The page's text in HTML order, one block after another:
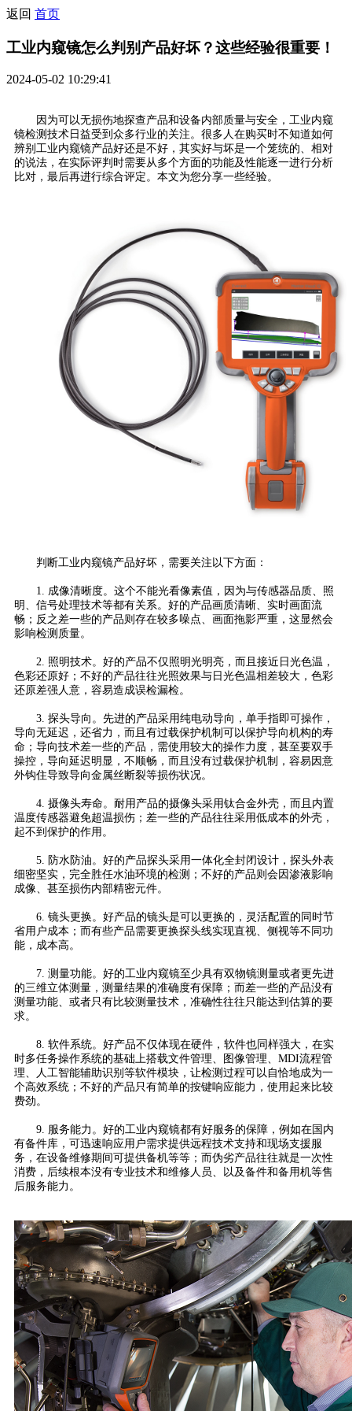
返回 首页
工业内窥镜怎么判别产品好坏？这些经验很重要！
2024-05-02 10:29:41
因为可以无损伤地探查产品和设备内部质量与安全，工业内窥
镜检测技术日益受到众多行业的关注。很多人在购买时不知道如何
辨别工业内窥镜产品好还是不好，其实好与坏是一个笼统的、相对
的说法，在实际评判时需要从多个方面的功能及性能逐一进行分析
比对，最后再进行综合评定。本文为您分享一些经验。
判断工业内窥镜产品好坏，需要关注以下方面：
1. 成像清晰度。这个不能光看像素值，因为与传感器品质、照
明、信号处理技术等都有关系。好的产品画质清晰、实时画面流
畅；反之差一些的产品则存在较多噪点、画面拖影严重，这显然会
影响检测质量。
2. 照明技术。好的产品不仅照明光明亮，而且接近日光色温，
色彩还原好；不好的产品往往光照效果与日光色温相差较大，色彩
还原差强人意，容易造成误检漏检。
3. 探头导向。先进的产品采用纯电动导向，单手指即可操作，
导向无延迟，还省力，而且有过载保护机制可以保护导向机构的寿
命；导向技术差一些的产品，需使用较大的操作力度，甚至要双手
操控，导向延迟明显，不顺畅，而且没有过载保护机制，容易因意
外钩住导致导向金属丝断裂等损伤状况。
4. 摄像头寿命。耐用产品的摄像头采用钛合金外壳，而且内置
温度传感器避免超温损伤；差一些的产品往往采用低成本的外壳，
起不到保护的作用。
5. 防水防油。好的产品探头采用一体化全封闭设计，探头外表
细密坚实，完全胜任水油环境的检测；不好的产品则会因渗液影响
成像、甚至损伤内部精密元件。
6. 镜头更换。好产品的镜头是可以更换的，灵活配置的同时节
省用户成本；而有些产品需要更换探头线实现直视、侧视等不同功
能，成本高。
7. 测量功能。好的工业内窥镜至少具有双物镜测量或者更先进
的三维立体测量，测量结果的准确度有保障；而差一些的产品没有
测量功能、或者只有比较测量技术，准确性往往只能达到估算的要
求。
8. 软件系统。好产品不仅体现在硬件，软件也同样强大，在实
时多任务操作系统的基础上搭载文件管理、图像管理、MDI流程管
理、人工智能辅助识别等软件模块，让检测过程可以自恰地成为一
个高效系统；不好的产品只有简单的按键响应能力，使用起来比较
费劲。
9. 服务能力。好的工业内窥镜都有好服务的保障，例如在国内
有备件库，可迅速响应用户需求提供远程技术支持和现场支援服
务，在设备维修期间可提供备机等等；而伪劣产品往往就是一次性
消费，后续根本没有专业技术和维修人员、以及备件和备用机等售
后服务能力。